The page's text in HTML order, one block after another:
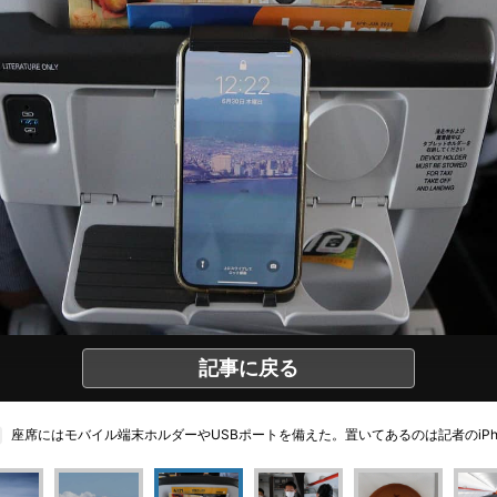
記事に戻る
座席にはモバイル端末ホルダーやUSBポートを備えた。置いてあるのは記者の